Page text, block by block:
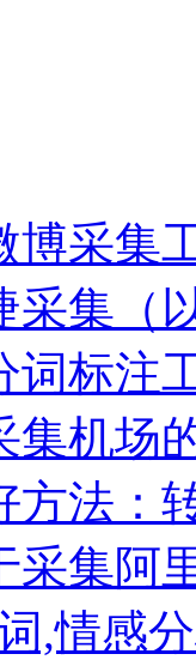
博采集
采集（
词标注
集机场
方法：
采集阿
,情感